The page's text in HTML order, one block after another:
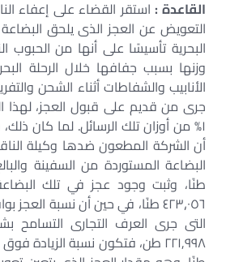
القاعدة :استقر القضاء على إعفاء
التعويض عن العجز الذى يلحق البضاعة
البحرية تأسيسًا على أنها من
وزنها بسبب جفافها خلال الرحلة
الأنابيب والشفاطات أثناء الشحن
جرى من قديم على قبول العجز،
١% من أوزان تلك الرسائل. لما كان
أن الشركة المطعون ضدها وكيلة
طنًا، وثبت وجود عجز في تلك
التى جرى العرف التجارى التسامح